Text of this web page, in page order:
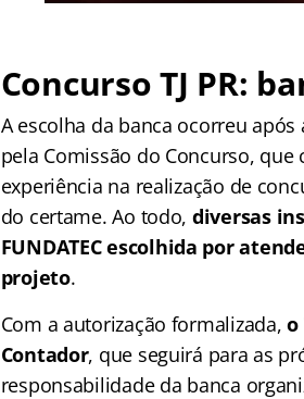
Concurso TJ PR:
A escolha da banca ocorreu
pela Comissão do Concurso,
experiência na realização de
do certame. Ao todo, diversas
FUNDATEC escolhida por
projeto.
Com a autorização formalizada,o
Contador, que seguirá para as
responsabilidade da banca